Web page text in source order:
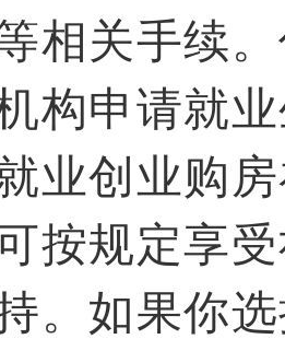
相关手续
构申请就
业创业购
按规定享
。如果你